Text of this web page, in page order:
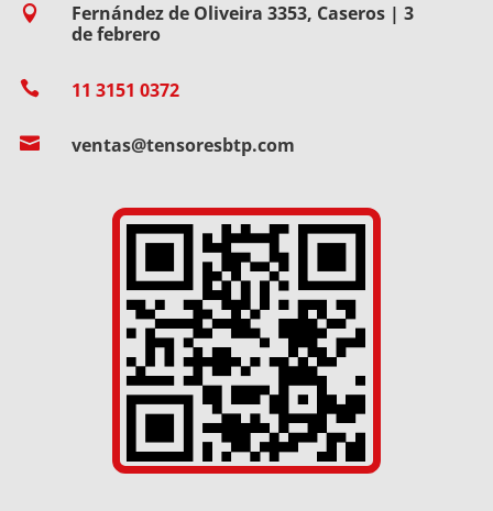

Fernández de Oliveira 3353, Caseros | 3
de febrero
 11 3151 0372
 ventas@tensoresbtp.com